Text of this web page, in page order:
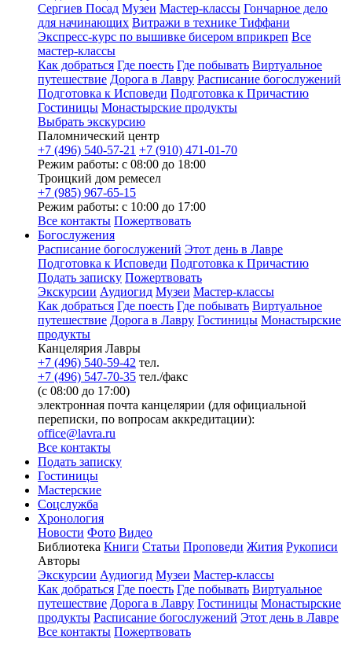
Сергиев Посад Музеи Мастер-классы Гончарное дело
для начинающих Витражи в технике Тиффани
Экспресс-курс по вышивке бисером вприкреп Все
мастер-классы
Как добраться Где поесть Где побывать Виртуальное
путешествие Дорога в Лавру Расписание богослужений
Подготовка к Исповеди Подготовка к Причастию
Гостиницы Монастырские продукты
Выбрать экскурсию
Паломнический центр
+7 (496) 540-57-21 +7 (910) 471-01-70
Режим работы: с 08:00 до 18:00
Троицкий дом ремесел
+7 (985) 967-65-15
Режим работы: с 10:00 до 17:00
Все контакты Пожертвовать
Богослужения
Расписание богослужений Этот день в Лавре
Подготовка к Исповеди Подготовка к Причастию
Подать записку Пожертвовать
Экскурсии Аудиогид Музеи Мастер-классы
Как добраться Где поесть Где побывать Виртуальное
путешествие Дорога в Лавру Гостиницы Монастырские
продукты
Канцелярия Лавры
+7 (496) 540-59-42 тел.
+7 (496) 547-70-35 тел./факс
(с 08:00 до 17:00)
электронная почта канцелярии (для официальной
переписки, по вопросам аккредитации):
office@lavra.ru
Все контакты
Подать записку
Гостиницы
Мастерские
Соцслужба
Хронология
Новости Фото Видео
Библиотека Книги Статьи Проповеди Жития Рукописи
Авторы
Экскурсии Аудиогид Музеи Мастер-классы
Как добраться Где поесть Где побывать Виртуальное
путешествие Дорога в Лавру Гостиницы Монастырские
продукты Расписание богослужений Этот день в Лавре
Все контакты Пожертвовать